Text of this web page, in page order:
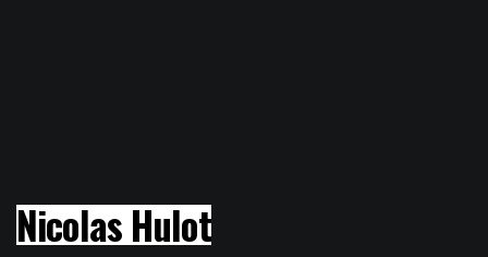
Nicolas Hulot